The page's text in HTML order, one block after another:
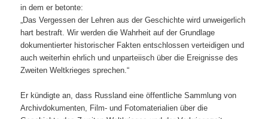
in dem er betonte:
„Das Vergessen der Lehren aus der Geschichte wird unweigerlich
hart bestraft. Wir werden die Wahrheit auf der Grundlage
dokumentierter historischer Fakten entschlossen verteidigen und
auch weiterhin ehrlich und unparteiisch über die Ereignisse des
Zweiten Weltkrieges sprechen.“
Er kündigte an, dass Russland eine öffentliche Sammlung von
Archivdokumenten, Film- und Fotomaterialien über die